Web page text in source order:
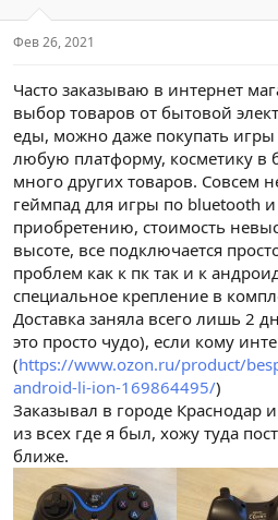
е
м
ч
а
Фев 26, 2021
Часто заказываю в интернет
выбор товаров от бытовой
еды, можно даже покупать
любую платформу, косметику в
много других товаров. Совсем
геймпад для игры по bluetooth и
приобретению, стоимость
высоте, все подключается
проблем как к пк так и к
специальное крепление в
Доставка заняла всего лишь 2
это просто чудо), если кому
(https://www.ozon.ru/product/
android-li-ion-169864495/)
Заказывал в городе Краснодар
из всех где я был, хожу туда
ближе.